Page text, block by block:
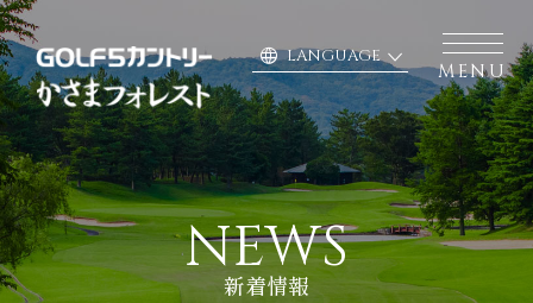
NEWS
新着情報
language LANGUAGE
MENU